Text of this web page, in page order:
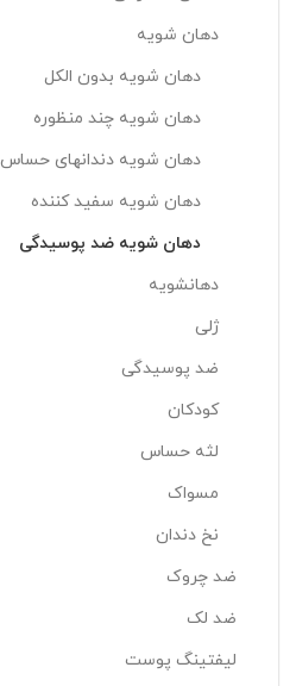
دهان شویه
دهان شویه بدون الکل
دهان شویه چند منظوره
دهان شویه دندانهای حساس
دهان شویه سفید کننده
دهان شویه ضد پوسیدگی
دهانشویه
ژلی
ضد پوسیدگی
کودکان
لثه حساس
مسواک
نخ دندان
ضد چروک
ضد لک
لیفتینگ پوست